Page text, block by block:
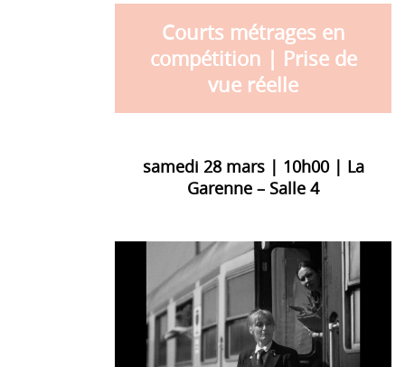
Courts métrages en
compétition | Prise de
vue réelle
samedi 28 mars | 10h00 | La
Garenne – Salle 4